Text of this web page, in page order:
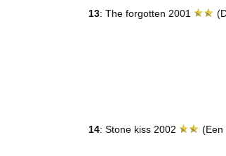
13: The forgotten 2001
14: Stone kiss 2002 (Een